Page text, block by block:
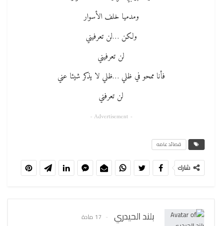
ومدميا خلف الأسوار
ولكن …لن تعرفيني
لن تعرفيني
فأنا ممحو في ظلي …ظلي لا يذكر شيئا عني
لن تعرفني
- Advertisement -
قصائد عامه
شارك
بلند الحيدري 17 مادة